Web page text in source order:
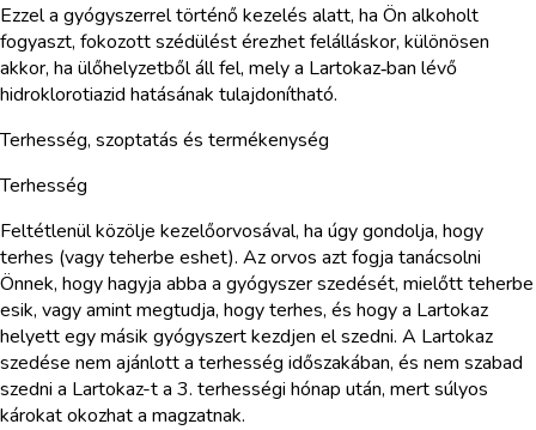
Ezzel a gyógyszerrel történő kezelés alatt, ha Ön alkoholt
fogyaszt, fokozott szédülést érezhet felálláskor, különösen
akkor, ha ülőhelyzetből áll fel, mely a Lartokaz‑ban lévő
hidroklorotiazid hatásának tulajdonítható.
Terhesség, szoptatás és termékenység
Terhesség
Feltétlenül közölje kezelőorvosával, ha úgy gondolja, hogy
terhes (vagy teherbe eshet). Az orvos azt fogja tanácsolni
Önnek, hogy hagyja abba a gyógyszer szedését, mielőtt teherbe
esik, vagy amint megtudja, hogy terhes, és hogy a Lartokaz
helyett egy másik gyógyszert kezdjen el szedni. A Lartokaz
szedése nem ajánlott a terhesség időszakában, és nem szabad
szedni a Lartokaz-t a 3. terhességi hónap után, mert súlyos
károkat okozhat a magzatnak.